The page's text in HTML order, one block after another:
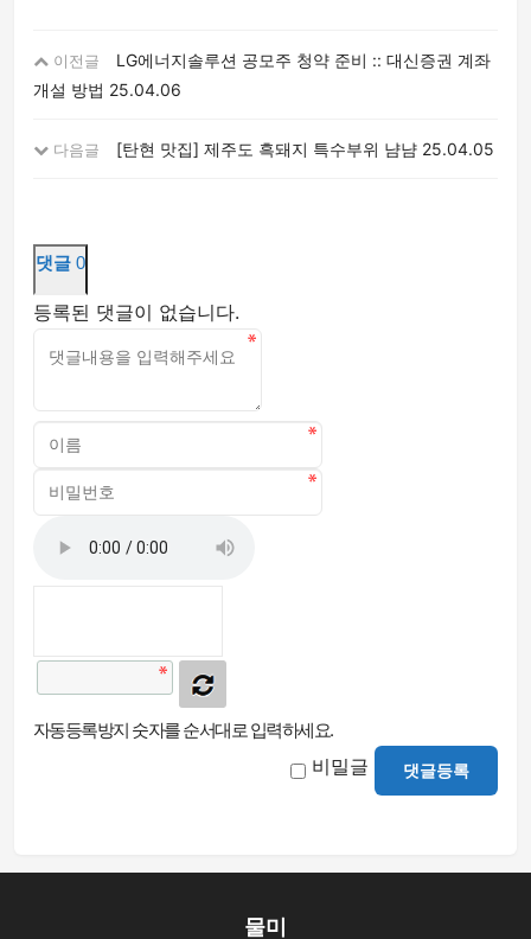
이전글
LG에너지솔루션 공모주 청약 준비 :: 대신증권 계좌
개설 방법 25.04.06
다음글 [탄현 맛집] 제주도 흑돼지 특수부위 냠냠 25.04.05
댓글 0
등록된 댓글이 없습니다.
자동등록방지 숫자를 순서대로 입력하세요.
비밀글 댓글등록
물미